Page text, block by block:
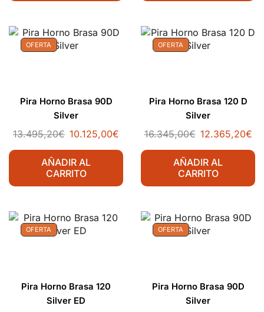
OFERTA
Pira Horno Brasa 90D
Silver
13.495,20€ 10.125,00€
AÑADIR AL
CARRITO
OFERTA
Pira Horno Brasa 120 D
Silver
16.345,00€ 12.365,20€
AÑADIR AL
CARRITO
OFERTA
Pira Horno Brasa 120
Silver ED
OFERTA
Pira Horno Brasa 90D
Silver